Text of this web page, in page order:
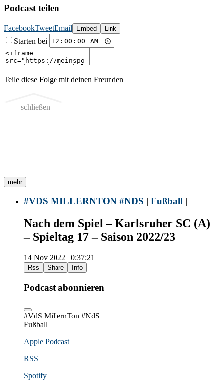
Podcast teilen
FacebookTweetEmail Embed Link
Starten bei
Teile diese Folge mit deinen Freunden
schließen
mehr
#VDS MILLERNTON #NDS | Fußball |
Nach dem Spiel – Karlsruher SC (A)
– Spieltag 17 – Saison 2022/23
14 Nov 2022 | 0:37:21
Rss Share Info
Podcast abonnieren
#VdS MillernTon #NdS
Fußball
Apple Podcast
RSS
Spotify